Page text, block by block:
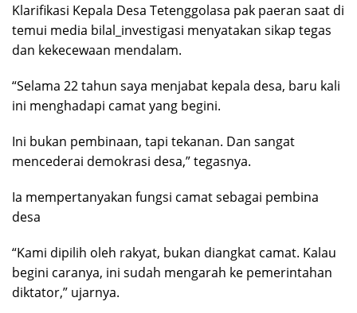
Klarifikasi Kepala Desa Tetenggolasa pak paeran saat di
temui media bilal_investigasi menyatakan sikap tegas
dan kekecewaan mendalam.
“Selama 22 tahun saya menjabat kepala desa, baru kali
ini menghadapi camat yang begini.
Ini bukan pembinaan, tapi tekanan. Dan sangat
mencederai demokrasi desa,” tegasnya.
Ia mempertanyakan fungsi camat sebagai pembina
desa
“Kami dipilih oleh rakyat, bukan diangkat camat. Kalau
begini caranya, ini sudah mengarah ke pemerintahan
diktator,” ujarnya.